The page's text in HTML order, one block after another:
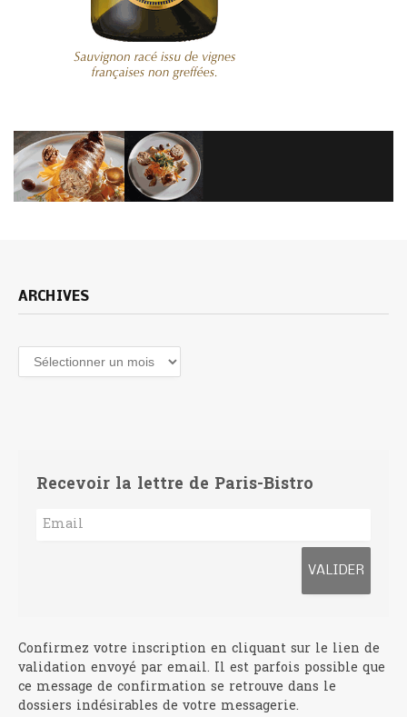
ARCHIVES
Archives
Recevoir la lettre de Paris-Bistro
Confirmez votre inscription en cliquant sur le lien de
validation envoyé par email. Il est parfois possible que
ce message de confirmation se retrouve dans le
dossiers indésirables de votre messagerie.